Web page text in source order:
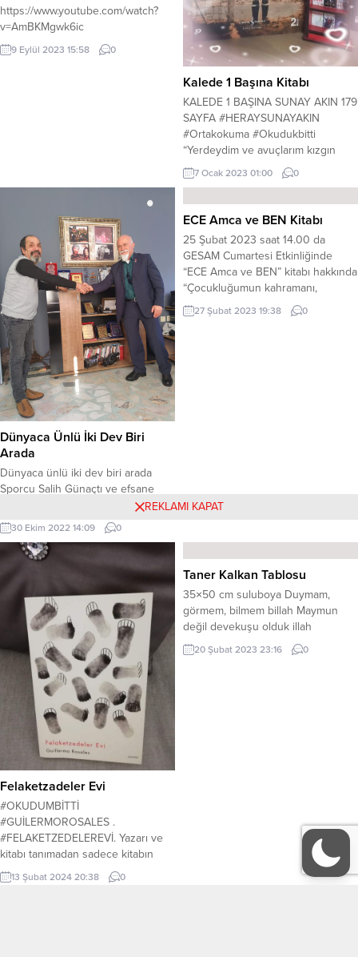
https://www.youtube.com/watch?
v=AmBKMgwk6ic
9 Eylül 2023 15:58 0
Kalede 1 Başına Kitabı
KALEDE 1 BAŞINA SUNAY AKIN 179
SAYFA #HERAYSUNAYAKIN
#Ortakokuma #Okudukbitti
“Yerdeydim ve avuçlarım kızgın
kömür parçalarını tutmuşum gibi
yanıyordu. Sağ yanıma gelen şutu
bir refleksle kurtarmıştım. O an
bulduk! Kaleye Sunay geçecek.”
Lefter’in şutunu kurtardığında
henüz 10 yaşındadır Sunay Akın.
Kaleci kazağını...
7 Ocak 2023 01:00 0
Dünyaca Ünlü İki Dev Biri
Arada
Dünyaca ünlü iki dev biri arada
Sporcu Salih Günaçtı ve efsane
yönetmen Mehmet Ali Gündoğdu
bir arada Yakın zamanda
yönetmenlikte yarım asrı geride
bırakacak olan efsane yönetmen
Mehmet Ali Gündoğdu , verdiği
eğitimlerle de sinema ve dizilerde
oynayan oyunculara ufuk çiziyor.
Mehmet Ali Gündoğdu, sinema
dunyasına yeni karakterler
kazandırma noktasında...
30 Ekim 2022 14:09 0
ECE Amca ve BEN Kitabı
25 Şubat 2023 saat 14.00 da
GESAM Cumartesi Etkinliğinde
“ECE Amca ve BEN” kitabı hakkında
“Çocukluğumun kahramanı,
Balıkesir’de okulları gezerek,
Balıkesir’de 12 okul inşa eden
27 Şubat 2023 19:38 0
Felaketzadeler Evi
#OKUDUMBİTTİ
#GUİLERMOROSALES .
#FELAKETZEDELEREVİ. Yazarı ve
kitabı tanımadan sadece kitabın
ismine bakarak yaptığım bir seçim.
Fakat çok beğendim. Belki de
13 Şubat 2024 20:38 0
Taner Kalkan Tablosu
35×50 cm suluboya Duymam,
görmem, bilmem billah Maymun
değil devekuşu olduk illah
20 Şubat 2023 23:16 0
REKLAMI KAPAT